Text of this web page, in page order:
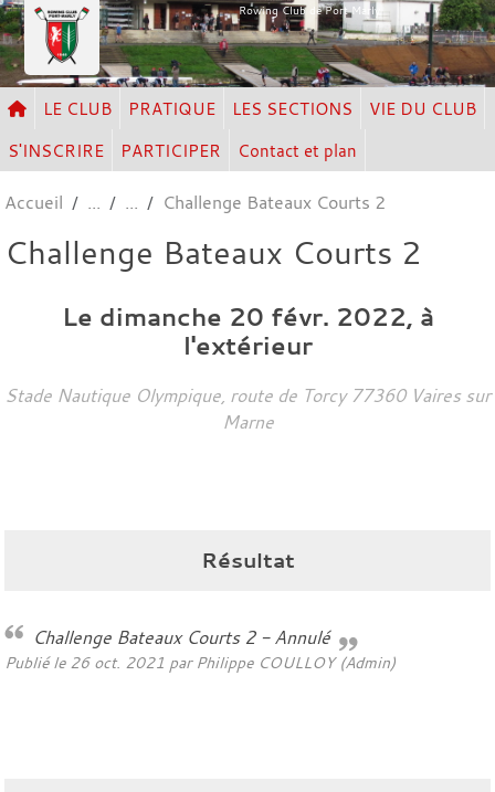
Rowing Club de Port Marly
LE CLUB PRATIQUE LES SECTIONS
VIE DU CLUB
S'INSCRIRE
PARTICIPER Contact et plan
Accueil Challenge Bateaux Courts 2
Challenge Bateaux Courts 2
Le dimanche 20 févr. 2022, à
l'extérieur
Stade Nautique Olympique, route de Torcy 77360 Vaires sur
Marne
Résultat
Challenge Bateaux Courts 2 - Annulé
Publié le 26 oct. 2021 par Philippe COULLOY (Admin)
Panneau de gestion des cookies